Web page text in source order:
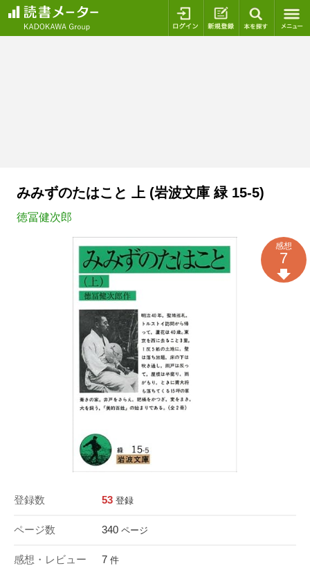
ログイン 新規登録
みみずのたはこと 上 (岩波文庫 緑 15-5)
徳冨健次郎
登録数 53 登録
ページ数 340 ページ
感想・レビュー 7 件
感想
7